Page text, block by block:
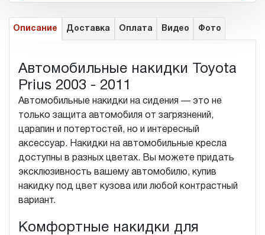
Описание Доставка Оплата Видео Фото
Автомобильные накидки Toyota
Prius 2003 - 2011
Автомобильные накидки на сидения — это не
только защита автомобиля от загрязнений,
царапин и потертостей, но и интересный
аксессуар. Накидки на автомобильные кресла
доступны в разных цветах. Вы можете придать
эксклюзивность вашему автомобилю, купив
накидку под цвет кузова или любой контрастный
вариант.
Комфортные накидки для